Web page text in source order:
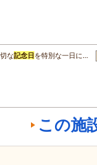
な記念日 を特別な一日に…
この施